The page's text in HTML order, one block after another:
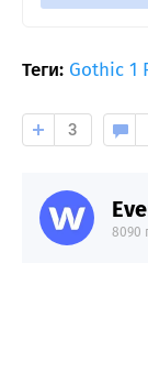
Теги: Gothic 1
3
8090